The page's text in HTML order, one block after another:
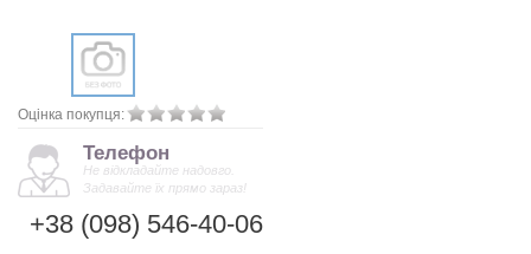
Оцінка покупця:
Телефон
Не відкладайте надовго.
Задавайте їх прямо зараз!
+38 (098) 546-40-06